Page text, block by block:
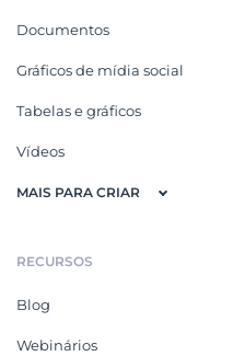
Documentos
Gráficos de mídia social
Tabelas e gráficos
Vídeos
MAIS PARA CRIAR
RECURSOS
Blog
Webinários